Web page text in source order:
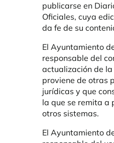
publicarse en
Oficiales, cuya
da fe de su
El Ayuntamiento
responsable del
actualización de
proviene de otras
jurídicas y que
la que se remita a
otros sistemas.
El Ayuntamiento